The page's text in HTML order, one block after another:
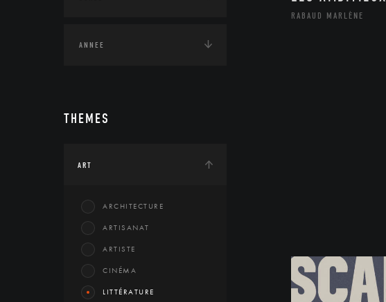
THEMES
ART
ARCHITECTURE
ARTISANAT
ARTISTE
CINÉMA
LITTÉRATURE
RABAUD MARLÈNE